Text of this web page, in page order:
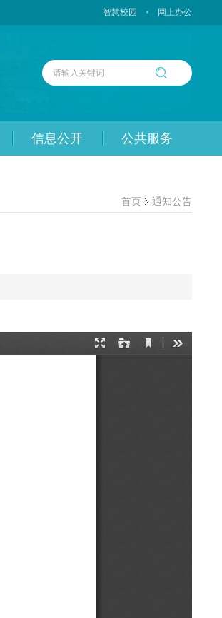
智慧校园 网上办公
信息公开 公共服务
首页 通知公告